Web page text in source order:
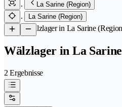
La Sarine (Region)
La Sarine (Region)
/Wälzlager in La Sarine
Wälzlager in La
2 Ergebnisse